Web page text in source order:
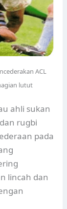
ACL
lutut
ahli sukan
rugbi
pada
lincah dan